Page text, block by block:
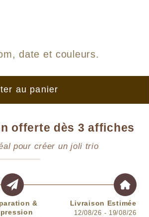
date et couleurs.
au panier
offerte dès 3 affiches
pour créer un joli trio
&
Livraison Estimée
12/08/26 - 19/08/26